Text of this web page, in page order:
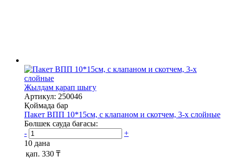
Жылдам қарап шығу
Артикул: 250046
Қоймада бар
Пакет ВПП 10*15см, с клапаном и скотчем, 3-х слойные
Бөлшек сауда бағасы:
-
+
10 дана
қап. 330 ₸